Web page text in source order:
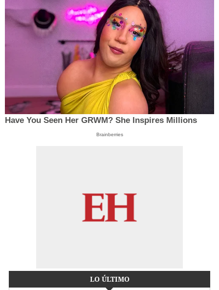
Have You Seen Her GRWM? She Inspires Millions
Brainberries
LO ÚLTIMO